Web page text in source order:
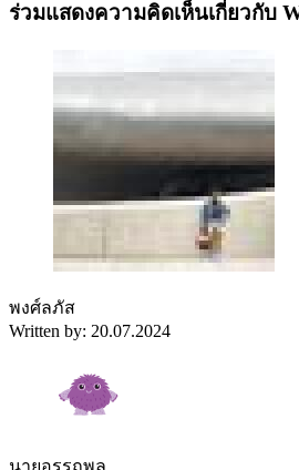
ร่วมแสดงความคิดเห็นเกี่ยวกับ
พงศ์ลภัส
Written by: 20.07.2024
นายอรรถพล